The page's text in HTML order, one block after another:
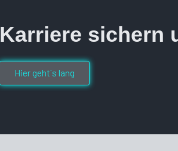
Karriere sichern
Hier geht´s lang